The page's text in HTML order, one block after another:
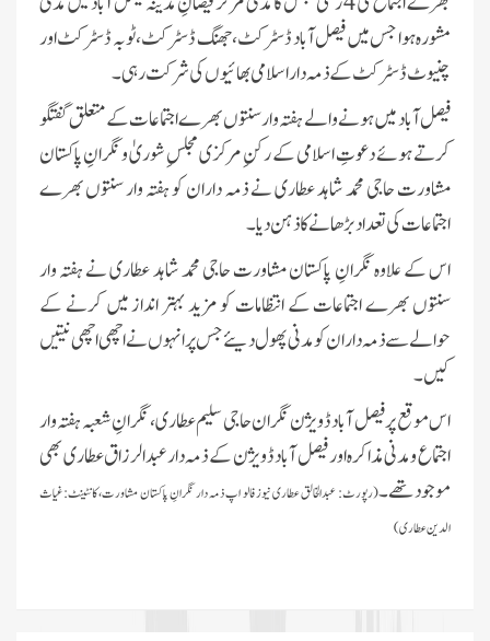
مشورہ ہوا جس میں فیصل آباد ڈسٹرکٹ، جھنگ ڈسٹرکٹ، ٹوبہ ڈسٹرکٹ اور
چنیوٹ ڈسٹرکٹ کے ذمہ دار اسلامی بھائیوں کی شرکت رہی۔
فیصل آباد میں ہونے والے ہفتہ وار سنتوں بھرے اجتماعات کے متعلق گفتگو
کرتے ہوئے دعوتِ اسلامی کے رکنِ مرکزی مجلسِ شوریٰ و نگرانِ پاکستان
مشاورت حاجی محمد شاہد عطاری نے ذمہ داران کو ہفتہ وار سنتوں بھرے
اجتماعات کی تعداد بڑھانےکا ذہن دیا۔
اس کے علاوہ نگرانِ پاکستان مشاورت حاجی محمد شاہد عطاری نے ہفتہ وار
سنتوں بھرے اجتماعات کے انتظامات کو مزید بہتر انداز میں کرنے کے
حوالے سے ذمہ داران کو مدنی پھول دیئے جس پر انہوں نے اچھی اچھی نیتیں
کیں۔
اس موقع پرفیصل آباد ڈویژن نگران حاجی سلیم عطاری، نگرانِ شعبہ ہفتہ وار
اجتماع و مدنی مذاکرہ اور فیصل آباد ڈویژن کے ذمہ دار عبدالرزاق عطاری بھی
موجود تھے۔(رپورٹ: عبدالخالق عطاری نیوز فالو اپ ذمہ دار نگرانِ پاکستان مشاورت، کانٹینٹ:غیاث
الدین عطاری)